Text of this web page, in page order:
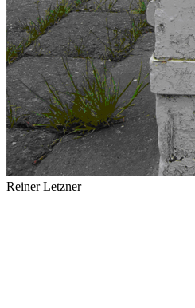
Reiner Letzner